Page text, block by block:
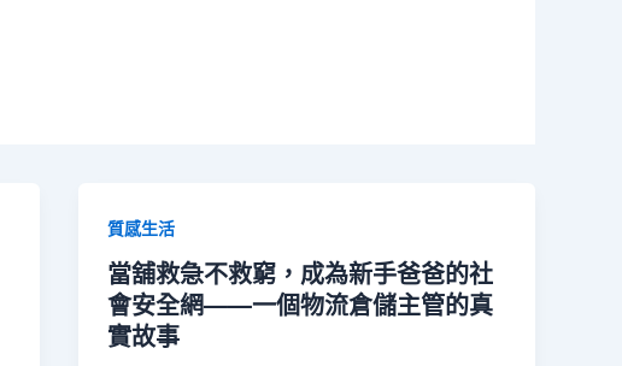
質感生活
當舖救急不救窮，成為新手爸爸的社
會安全網——一個物流倉儲主管的真
實故事